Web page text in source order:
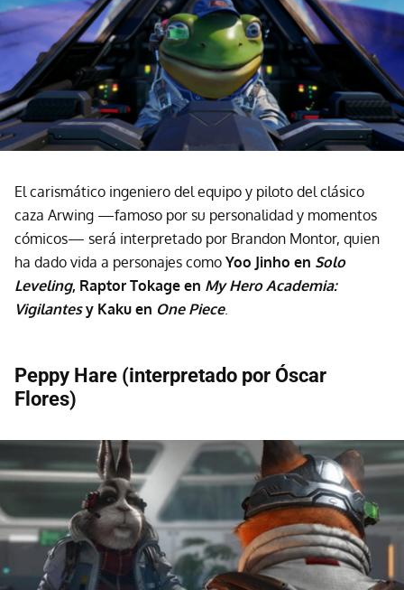
El carismático ingeniero del equipo y piloto del clásico
caza Arwing —famoso por su personalidad y momentos
cómicos— será interpretado por Brandon Montor, quien
ha dado vida a personajes como Yoo Jinho en Solo
Leveling, Raptor Tokage en My Hero Academia:
Vigilantesy Kaku en One Piece.
Peppy Hare (interpretado por Óscar
Flores)